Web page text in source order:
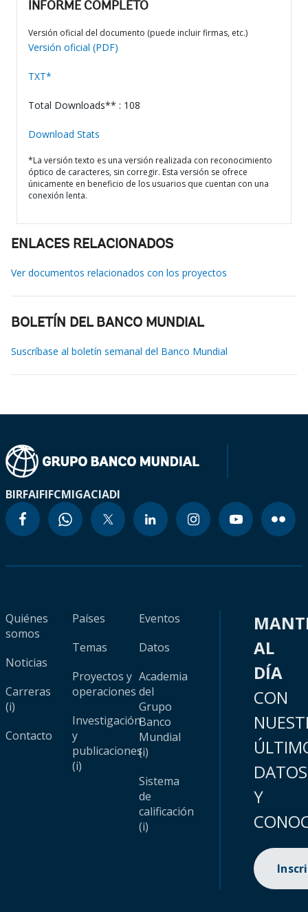
INFORME COMPLETO
Versión oficial del documento (puede incluir firmas, etc.)
Versión oficial (PDF)
TXT*
Total Downloads** : 108
Download Stats
*La versión texto es una versión realizada con reconocimiento
óptico de caracteres, sin corregir. Esta versión se ofrece
únicamente en beneficio de los usuarios que cuentan con una
conexión lenta.
ENLACES RELACIONADOS
Ver documentos relacionados con los proyectos
BOLETÍN DEL BANCO MUNDIAL
Suscríbase al boletín semanal del Banco Mundial
BIRFAIFIFCMIGACIADI
Quiénes
somos
Noticias
Carreras
(i)
Contacto
Países
Temas
Proyectos y
operaciones
Investigación
y
publicaciones
(i)
Eventos
Datos
Academia
del
Grupo
Banco
Mundial
(i)
Sistema
de
calificación
(i)
AL
DÍA
CON
DATOS
Y